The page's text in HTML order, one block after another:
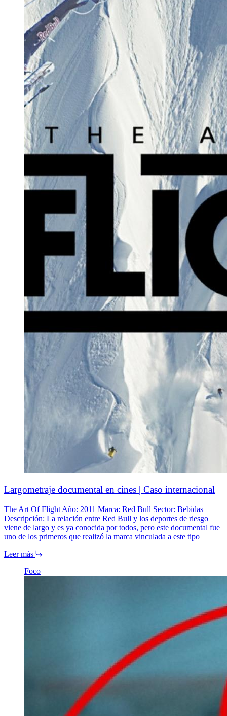
Largometraje documental en cines | Caso internacional
The Art Of Flight Año: 2011 Marca: Red Bull Sector: Bebidas
Descripción: La relación entre Red Bull y los deportes de riesgo
viene de largo y es ya conocida por todos, pero este documental fue
uno de los primeros que realizó la marca vinculada a este tipo
Leer más
Foco